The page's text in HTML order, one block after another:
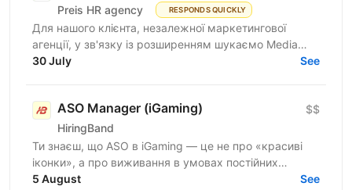
Preis HR agency RESPONDS QUICKLY
Для нашого клієнта, незалежної маркетингової
агенції, у зв'язку із розширенням шукаємо Media
Buyer (Dating, Ad Networks) з можливістю
30 July See
ASO Manager (iGaming)
HiringBand
$$
Ти знаєш, що ASO в iGaming — це не про «красиві
іконки», а про виживання в умовах постійних
штормів, обхід модерації та ювелірну роботу з
5 August See